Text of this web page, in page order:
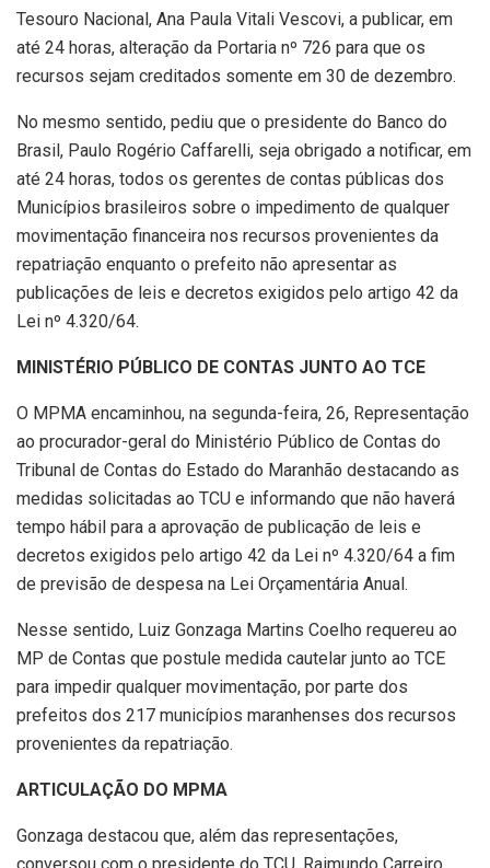
Tesouro Nacional, Ana Paula Vitali Vescovi, a publicar, em
até 24 horas, alteração da Portaria nº 726 para que os
recursos sejam creditados somente em 30 de dezembro.
No mesmo sentido, pediu que o presidente do Banco do
Brasil, Paulo Rogério Caffarelli, seja obrigado a notificar, em
até 24 horas, todos os gerentes de contas públicas dos
Municípios brasileiros sobre o impedimento de qualquer
movimentação financeira nos recursos provenientes da
repatriação enquanto o prefeito não apresentar as
publicações de leis e decretos exigidos pelo artigo 42 da
Lei nº 4.320/64.
MINISTÉRIO PÚBLICO DE CONTAS JUNTO AO TCE
O MPMA encaminhou, na segunda-feira, 26, Representação
ao procurador-geral do Ministério Público de Contas do
Tribunal de Contas do Estado do Maranhão destacando as
medidas solicitadas ao TCU e informando que não haverá
tempo hábil para a aprovação de publicação de leis e
decretos exigidos pelo artigo 42 da Lei nº 4.320/64 a fim
de previsão de despesa na Lei Orçamentária Anual.
Nesse sentido, Luiz Gonzaga Martins Coelho requereu ao
MP de Contas que postule medida cautelar junto ao TCE
para impedir qualquer movimentação, por parte dos
prefeitos dos 217 municípios maranhenses dos recursos
provenientes da repatriação.
ARTICULAÇÃO DO MPMA
Gonzaga destacou que, além das representações,